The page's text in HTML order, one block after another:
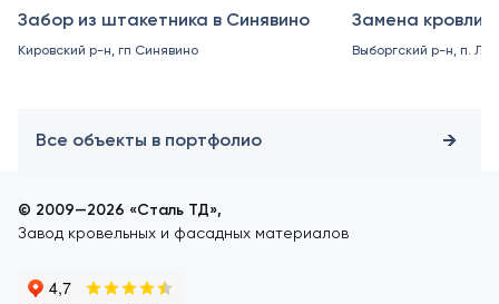
Забор из штакетника в Синявино
Кировский р-н, гп Синявино
Замена кровли
Выборгский р-н, п.
Все объекты в портфолио
© 2009—2026 «Сталь ТД»,
Завод кровельных и фасадных материалов